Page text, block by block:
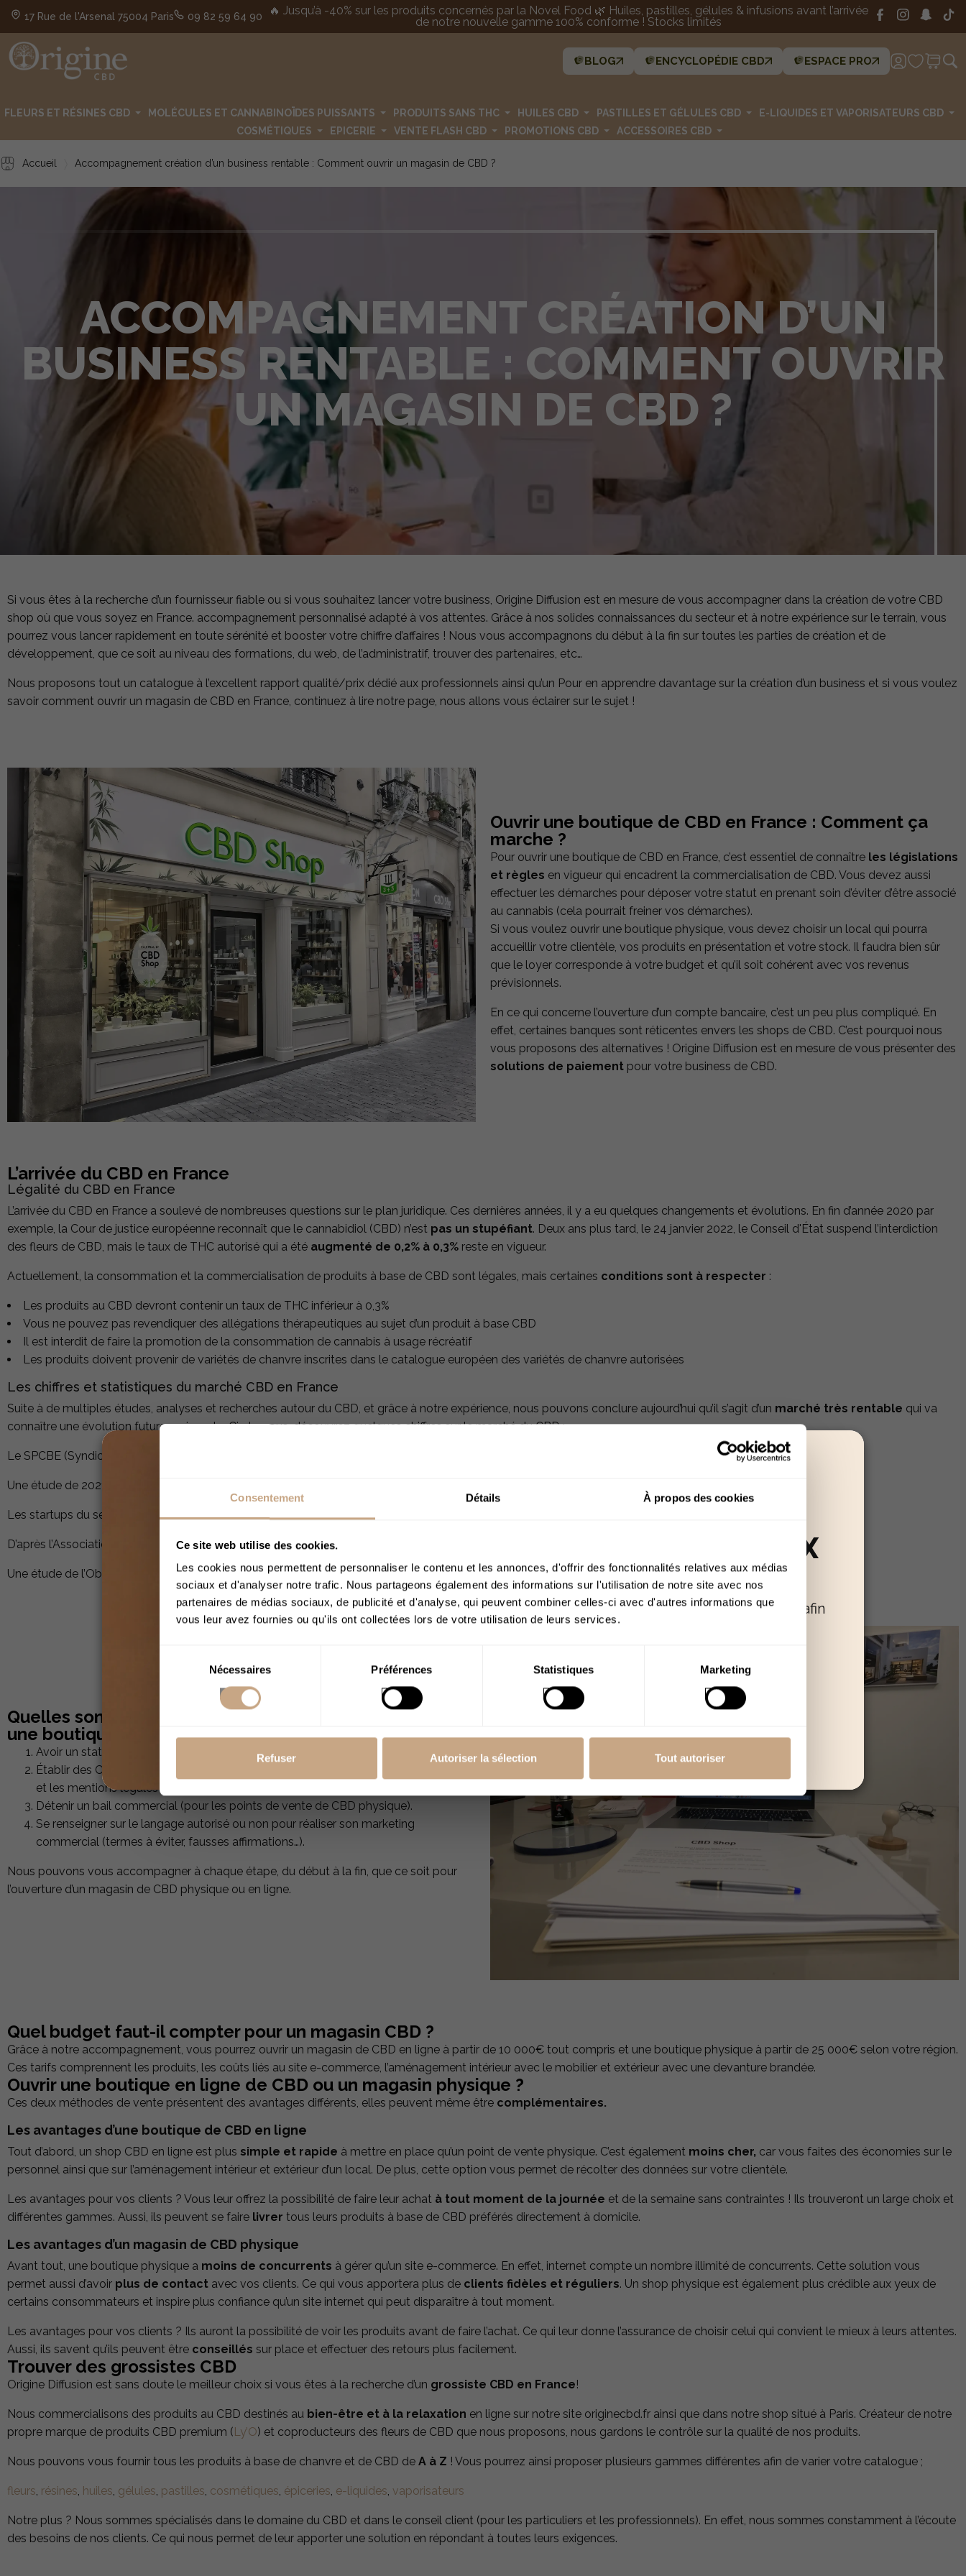
Consentement Détails À propos des cookies
Ce site web utilise des cookies.
Les cookies nous permettent de personnaliser le contenu et les annonces, d'offrir des fonctionnalités relatives aux médias
sociaux et d'analyser notre trafic. Nous partageons également des informations sur l'utilisation de notre site avec nos
partenaires de médias sociaux, de publicité et d'analyse, qui peuvent combiner celles-ci avec d'autres informations que
vous leur avez fournies ou qu'ils ont collectées lors de votre utilisation de leurs services.
consentement
Nécessaires Préférences Statistiques Marketing
Refuser Autoriser la sélection Tout autoriser
17 Rue de l'Arsenal 75004 Paris 09 82 59 64 90
🔥 Jusqu’à -40% sur les produits concernés par la Novel Food 🌿 Huiles, pastilles, gélules & infusions avant l’arrivée
de notre nouvelle gamme 100% conforme ! Stocks limités
BLOG ENCYCLOPÉDIE CBD ESPACE PRO
FLEURS ET RÉSINES CBD MOLÉCULES ET CANNABINOÏDES PUISSANTS PRODUITS SANS THC HUILES CBD PASTILLES ET GÉLULES CBD
E-LIQUIDES ET VAPORISATEURS CBD
COSMÉTIQUES
EPICERIE VENTE FLASH CBD PROMOTIONS CBD ACCESSOIRES CBD
ACCÈS RÉSERVÉ AUX
+18
Merci de bien vouloir confirmer votre âge afin
ans
Accueil Accompagnement création d’un business rentable : Comment ouvrir un magasin de CBD ?
ACCOMPAGNEMENT CRÉATION D’UN
BUSINESS RENTABLE : COMMENT OUVRIR
UN MAGASIN DE CBD ?
Si vous êtes à la recherche d’un fournisseur fiable ou si vous souhaitez lancer votre business, Origine Diffusion est en mesure de vous accompagner dans la création de votre CBD
shop où que vous soyez en France. accompagnement personnalisé adapté à vos attentes. Grâce à nos solides connaissances du secteur et à notre expérience sur le terrain, vous
pourrez vous lancer rapidement en toute sérénité et booster votre chiffre d’affaires ! Nous vous accompagnons du début à la fin sur toutes les parties de création et de
développement, que ce soit au niveau des formations, du web, de l’administratif, trouver des partenaires, etc…
Nous proposons tout un catalogue à l’excellent rapport qualité/prix dédié aux professionnels ainsi qu’un Pour en apprendre davantage sur la création d’un business et si vous voulez
savoir comment ouvrir un magasin de CBD en France, continuez à lire notre page, nous allons vous éclairer sur le sujet !
Ouvrir une boutique de CBD en France : Comment ça
marche ?
Pour ouvrir une boutique de CBD en France, c’est essentiel de connaître les législations
et règles en vigueur qui encadrent la commercialisation de CBD. Vous devez aussi
effectuer les démarches pour déposer votre statut en prenant soin d’éviter d’être associé
au cannabis (cela pourrait freiner vos démarches).
Si vous voulez ouvrir une boutique physique, vous devez choisir un local qui pourra
accueillir votre clientèle, vos produits en présentation et votre stock. Il faudra bien sûr
que le loyer corresponde à votre budget et qu’il soit cohérent avec vos revenus
prévisionnels.
En ce qui concerne l’ouverture d’un compte bancaire, c’est un peu plus compliqué. En
effet, certaines banques sont réticentes envers les shops de CBD. C’est pourquoi nous
vous proposons des alternatives ! Origine Diffusion est en mesure de vous présenter des
solutions de paiement pour votre business de CBD.
L’arrivée du CBD en France
Légalité du CBD en France
L’arrivée du CBD en France a soulevé de nombreuses questions sur le plan juridique. Ces dernières années, il y a eu quelques changements et évolutions. En fin d’année 2020 par
exemple, la Cour de justice européenne reconnaît que le cannabidiol (CBD) n’est pas un stupéfiant. Deux ans plus tard, le 24 janvier 2022, le Conseil d'État suspend l’interdiction
des fleurs de CBD, mais le taux de THC autorisé qui a été augmenté de 0,2% à 0,3% reste en vigueur.
Actuellement, la consommation et la commercialisation de produits à base de CBD sont légales, mais certaines conditions sont à respecter :
Les produits au CBD devront contenir un taux de THC inférieur à 0,3%
Vous ne pouvez pas revendiquer des allégations thérapeutiques au sujet d’un produit à base CBD
Il est interdit de faire la promotion de la consommation de cannabis à usage récréatif
Les produits doivent provenir de variétés de chanvre inscrites dans le catalogue européen des variétés de chanvre autorisées
Les chiffres et statistiques du marché CBD en France
Suite à de multiples études, analyses et recherches autour du CBD, et grâce à notre expérience, nous pouvons conclure aujourd’hui qu’il s’agit d’un marché très rentable qui va
connaître une évolution future croissante. Ci-dessous, découvrez quelques chiffres sur le marché du CBD :
Le SPCBE (Syndicat Professionnel du Chanvre et du Bien-Être) estime que le secteur du CBD en France pourrait générer 1,5 milliard d'euros dans les années à venir
Une étude de 2021 de Grand View Research estime qu’environ 10 % des français consomment du CBD, ce qui représente environ 6 millions de consommateurs
Les startups du secteur du CBD en Europe ont reçu un financement total de 109 millions d'euros selon CB Insights
D’après l’Association européenne du Chanvre Industriel , la France est le plus gros producteur de chanvre en Europe
Une étude de l’Observatoire Français des Drogues et Toxicomanies estime que 9 Français sur 10 approuvent l’utilisation du CBD à des fins thérapeutiques
Quelles sont les démarches administratives pour ouvrir
une boutique de CBD en France ?
Avoir un statut professionnel.
Établir des CGU/CGV, indiquer la politique de protection des données personnelles
et les mentions légales (pour la vente de CBD en ligne).
Détenir un bail commercial (pour les points de vente de CBD physique).
Se renseigner sur le langage autorisé ou non pour réaliser son marketing
commercial (termes à éviter, fausses affirmations…).
Nous pouvons vous accompagner à chaque étape, du début à la fin, que ce soit pour
l’ouverture d’un magasin de CBD physique ou en ligne.
Quel budget faut-il compter pour un magasin CBD ?
Grâce à notre accompagnement, vous pourrez ouvrir un magasin de CBD en ligne à partir de 10 000€ tout compris et une boutique physique à partir de 25 000€ selon votre région.
Ces tarifs comprennent les produits, les coûts liés au site e-commerce, l’aménagement intérieur avec le mobilier et extérieur avec une devanture brandée.
Ouvrir une boutique en ligne de CBD ou un magasin physique ?
Ces deux méthodes de vente présentent des avantages différents, elles peuvent même être complémentaires.
Les avantages d’une boutique de CBD en ligne
Tout d’abord, un shop CBD en ligne est plus simple et rapide à mettre en place qu’un point de vente physique. C’est également moins cher, car vous faites des économies sur le
personnel ainsi que sur l’aménagement intérieur et extérieur d’un local. De plus, cette option vous permet de récolter des données sur votre clientèle.
Les avantages pour vos clients ? Vous leur offrez la possibilité de faire leur achat à tout moment de la journée et de la semaine sans contraintes ! Ils trouveront un large choix et
différentes gammes. Aussi, ils peuvent se faire livrer tous leurs produits à base de CBD préférés directement à domicile.
Les avantages d’un magasin de CBD physique
Avant tout, une boutique physique a moins de concurrents à gérer qu’un site e-commerce. En effet, internet compte un nombre illimité de concurrents. Cette solution vous
permet aussi d’avoir plus de contact avec vos clients. Ce qui vous apportera plus de clients fidèles et réguliers. Un shop physique est également plus crédible aux yeux de
certains consommateurs et inspire plus confiance qu’un site internet qui peut disparaître à tout moment.
Les avantages pour vos clients ? Ils auront la possibilité de voir les produits avant de faire l’achat. Ce qui leur donne l’assurance de choisir celui qui convient le mieux à leurs attentes.
Aussi, ils savent qu’ils peuvent être conseillés sur place et effectuer des retours plus facilement.
Trouver des grossistes CBD
Origine Diffusion est sans doute le meilleur choix si vous êtes à la recherche d’un grossiste CBD en France!
Nous commercialisons des produits au CBD destinés au bien-être et à la relaxation en ligne sur notre site originecbd.fr ainsi que dans notre shop situé à Paris. Créateur de notre
propre marque de produits CBD premium ( Ly’O) et coproducteurs des fleurs de CBD que nous proposons, nous gardons le contrôle sur la qualité de nos produits.
Nous pouvons vous fournir tous les produits à base de chanvre et de CBD de A à Z ! Vous pourrez ainsi proposer plusieurs gammes différentes afin de varier votre catalogue ;
fleurs, résines, huiles, gélules, pastilles, cosmétiques, épiceries, e-liquides, vaporisateurs
Notre plus ? Nous sommes spécialisés dans le domaine du CBD et dans le conseil client (pour les particuliers et les professionnels). En effet, nous sommes constamment à l’écoute
des besoins de nos clients. Ce qui nous permet de leur apporter une solution en répondant à toutes leurs exigences.